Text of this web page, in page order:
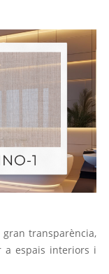
transparència,
espais interiors i